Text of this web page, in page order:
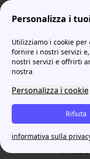
Personalizza i
Utilizziamo i cookie
fornire i nostri servizi
nostri servizi e offrirti
nostra
Personalizza i cookie
Rifiuta
informativa sulla
ProntoBolletta More
Il